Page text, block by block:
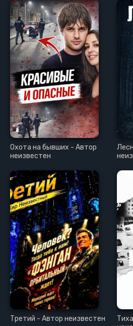
Охота на бывших - Автор
неизвестен
Третий - Автор неизвестен